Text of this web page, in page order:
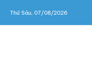
Thứ Sáu, 07/08/2026